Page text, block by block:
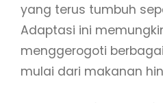
yang terus tumbuh
Adaptasi ini
menggerogoti
mulai dari makanan